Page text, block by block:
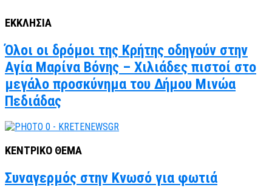
ΕΚΚΛΗΣΙΑ
Όλοι οι δρόμοι της Κρήτης οδηγούν στην
Αγία Μαρίνα Βόνης – Χιλιάδες πιστοί στο
μεγάλο προσκύνημα του Δήμου Μινώα
Πεδιάδας
ΚΕΝΤΡΙΚΟ ΘΕΜΑ
Συναγερμός στην Κνωσό για φωτιά